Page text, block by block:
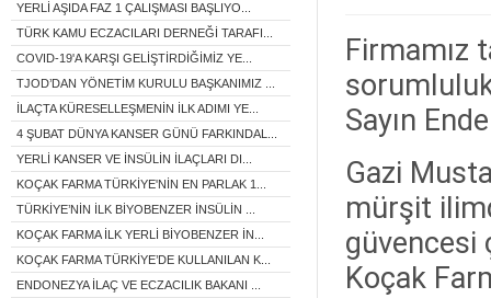
YERLİ AŞIDA FAZ 1 ÇALIŞMASI BAŞLIYO...
TÜRK KAMU ECZACILARI DERNEĞİ TARAFI...
COVID-19'A KARŞI GELİŞTİRDİĞİMİZ YE...
TJOD’DAN YÖNETİM KURULU BAŞKANIMIZ ...
İLAÇTA KÜRESELLEŞMENİN İLK ADIMI YE...
4 ŞUBAT DÜNYA KANSER GÜNÜ FARKINDAL...
YERLİ KANSER VE İNSÜLİN İLAÇLARI DI...
KOÇAK FARMA TÜRKİYE'NİN EN PARLAK 1...
TÜRKİYE’NİN İLK BİYOBENZER İNSÜLİN ...
KOÇAK FARMA İLK YERLİ BİYOBENZER İN...
KOÇAK FARMA TÜRKİYE’DE KULLANILAN K...
ENDONEZYA İLAÇ VE ECZACILIK BAKANI ...
Firmamız
Sayın
Gazi
mürşit
güvencesi
Koçak